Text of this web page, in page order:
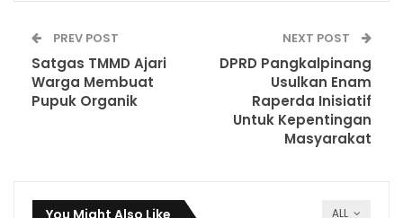
PREV POST
Satgas TMMD Ajari
Warga Membuat
Pupuk Organik
NEXT POST
DPRD Pangkalpinang
Usulkan Enam
Raperda Inisiatif
Untuk Kepentingan
Masyarakat
ALL
You Might Also Like